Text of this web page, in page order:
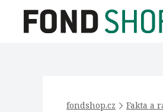
fondshop.cz Fakta a